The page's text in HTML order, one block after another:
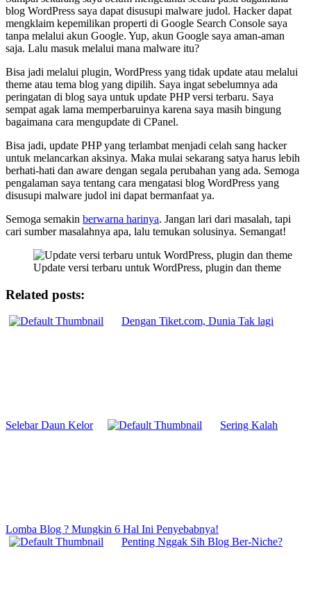
blog WordPress saya dapat disusupi malware judol. Hacker dapat
mengklaim kepemilikan properti di Google Search Console saya
tanpa melalui akun Google. Yup, akun Google saya aman-aman
saja. Lalu masuk melalui mana malware itu?
Bisa jadi melalui plugin, WordPress yang tidak update atau melalui
theme atau tema blog yang dipilih. Saya ingat sebelumnya ada
peringatan di blog saya untuk update PHP versi terbaru. Saya
sempat agak lama memperbaruinya karena saya masih bingung
bagaimana cara mengupdate di CPanel.
Bisa jadi, update PHP yang terlambat menjadi celah sang hacker
untuk melancarkan aksinya. Maka mulai sekarang satya harus lebih
berhati-hati dan aware dengan segala perubahan yang ada. Semoga
pengalaman saya tentang cara mengatasi blog WordPress yang
disusupi malware judol ini dapat bermanfaat ya.
Semoga semakin berwarna harinya. Jangan lari dari masalah, tapi
cari sumber masalahnya apa, lalu temukan solusinya. Semangat!
Update versi terbaru untuk WordPress, plugin dan theme
Related posts:
Dengan Tiket.com, Dunia Tak lagi
Selebar Daun Kelor Sering Kalah
Lomba Blog ? Mungkin 6 Hal Ini Penyebabnya!
Penting Nggak Sih Blog Ber-Niche?